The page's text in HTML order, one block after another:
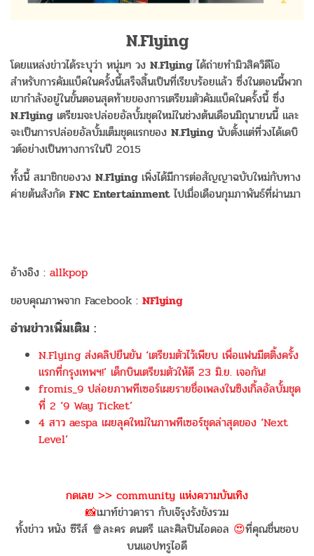
N.Flying
โดยแหล่งข่าวได้ระบุว่า หนุ่มๆ วง N.Flyingได้ถ่ายทำมิวสิควิดีโอ
สำหรับการคัมแบ็คในครั้งนี้เสร็จสิ้นเป็นที่เรียบร้อยแล้ว ซึ่งในตอนนี้พวก
เขากำลังอยู่ในขั้นตอนสุดท้ายของการเตรียมตัวคัมแบ็คในครั้งนี้ ซึ่ง
N.Flyingเตรียมจะปล่อยอัลบั้มชุดใหม่ในช่วงต้นเดือนมิถุนายนนี้ และ
จะเป็นการปล่อยอัลบั้มเต็มชุดแรกของ N.Flyingนับตั้งแต่ที่วงได้เดบิ
วต์อย่างเป็นทางการในปี 2015
ทั้งนี้ สมาชิกของวง N.Flyingเพิ่งได้มีการต่อสัญญาฉบับใหม่กับทาง
ค่ายต้นสังกัด FNC Entertainmentไปเมื่อเดือนกุมภาพันธ์ที่ผ่านมา
อ้างอิง : allkpop
ขอบคุณภาพจาก Facebook : NFlying
อ่านข่าวเพิ่มเติม :
N.Flying ส่งคลิปยืนยัน ‘เตรียมตัวไว้เพียบ เพื่อแฟนมีตติ้งครั้ง
แรกที่กรุงเทพฯ!’ เด็กบินเตรียมตัวให้ดี 23 มิ.ย. เจอกัน!
fromis_9 ปล่อยภาพทีเซอร์เผยรายชื่อเพลงในซิงเกิ้ลอัลบั้มชุด
ที่ 2 ‘9 Way Ticket’
4 สาว aespa เผยลุคใหม่ในภาพทีเซอร์ชุดล่าสุดของ ‘Next
Level’
กดเลย >> community แห่งความบันเทิง
📸เมาท์ข่าวดารา กับเจ๊รุงรังขังรวม
ทั้งข่าว หนัง ซีรีส์ 🍿ละคร ดนตรี และศิลปินไอดอล 😍ที่คุณชื่นชอบ
บนแอปทรูไอดี